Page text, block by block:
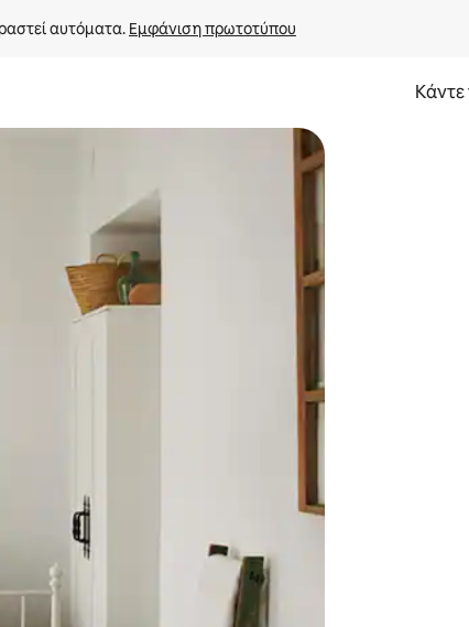
αυτόματα. Εμφάνιση πρωτοτύπου
πάνω και κάτω βέλους, να την εξερευνήσετε με την